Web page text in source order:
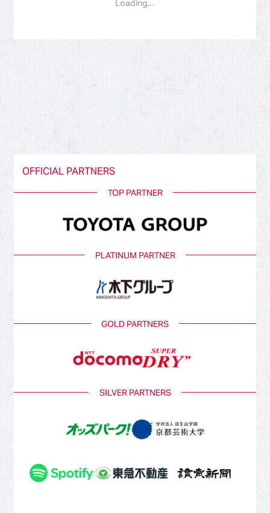
OFFICIAL PARTNERS
TOP PARTNER
PLATINUM PARTNER
GOLD PARTNERS
SILVER PARTNERS